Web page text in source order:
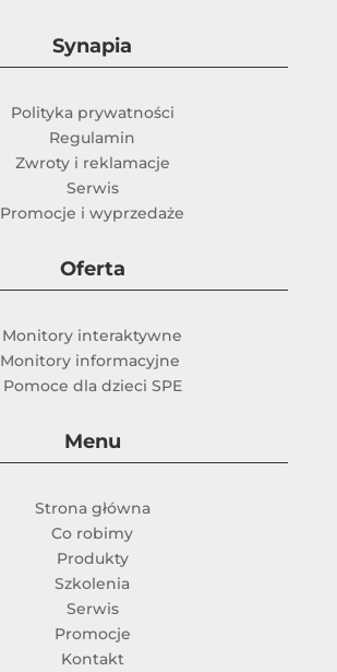
Synapia
Polityka prywatności
Regulamin
Zwroty i reklamacje
Serwis
Promocje i wyprzedaże
Oferta
Monitory interaktywne
Monitory informacyjne
Pomoce dla dzieci SPE
Menu
Strona główna
Co robimy
Produkty
Szkolenia
Serwis
Promocje
Kontakt